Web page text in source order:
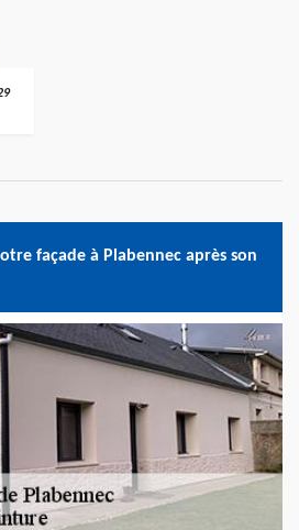
façade à Plabennec après son